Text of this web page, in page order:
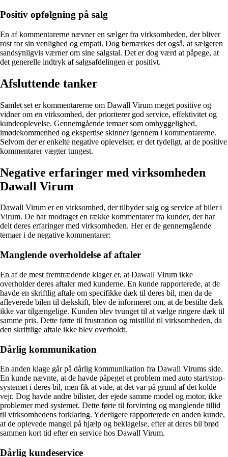
Positiv opfølgning på salg
En af kommentarerne nævner en sælger fra virksomheden, der bliver
rost for sin venlighed og empati. Dog bemærkes det også, at sælgeren
sandsynligvis værner om sine salgstal. Det er dog værd at påpege, at
det generelle indtryk af salgsafdelingen er positivt.
Afsluttende tanker
Samlet set er kommentarerne om Dawall Virum meget positive og
vidner om en virksomhed, der prioriterer god service, effektivitet og
kundeoplevelse. Gennemgående temaer som omhyggelighed,
imødekommenhed og ekspertise skinner igennem i kommentarerne.
Selvom der er enkelte negative oplevelser, er det tydeligt, at de positive
kommentarer vægter tungest.
Negative erfaringer med virksomheden
Dawall Virum
Dawall Virum er en virksomhed, der tilbyder salg og service af biler i
Virum. De har modtaget en række kommentarer fra kunder, der har
delt deres erfaringer med virksomheden. Her er de gennemgående
temaer i de negative kommentarer:
Manglende overholdelse af aftaler
En af de mest fremtrædende klager er, at Dawall Virum ikke
overholder deres aftaler med kunderne. En kunde rapporterede, at de
havde en skriftlig aftale om specifikke dæk til deres bil, men da de
afleverede bilen til dækskift, blev de informeret om, at de bestilte dæk
ikke var tilgængelige. Kunden blev tvunget til at vælge ringere dæk til
samme pris. Dette førte til frustration og mistillid til virksomheden, da
den skriftlige aftale ikke blev overholdt.
Dårlig kommunikation
En anden klage går på dårlig kommunikation fra Dawall Virums side.
En kunde nævnte, at de havde påpeget et problem med auto start/stop-
systemet i deres bil, men fik at vide, at det var på grund af det kolde
vejr. Dog havde andre bilister, der ejede samme model og motor, ikke
problemer med systemet. Dette førte til forvirring og manglende tillid
til virksomhedens forklaring. Yderligere rapporterede en anden kunde,
at de oplevede mangel på hjælp og beklagelse, efter at deres bil brød
sammen kort tid efter en service hos Dawall Virum.
Dårlig kundeservice